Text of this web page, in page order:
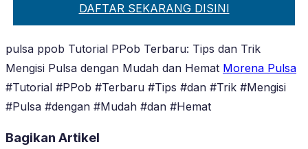
DAFTAR SEKARANG DISINI
pulsa ppob Tutorial PPob Terbaru: Tips dan Trik
Mengisi Pulsa dengan Mudah dan Hemat Morena Pulsa
#Tutorial #PPob #Terbaru #Tips #dan #Trik #Mengisi
#Pulsa #dengan #Mudah #dan #Hemat
Bagikan Artikel